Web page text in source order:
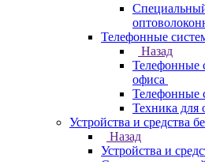
Телефонные
Назад
Телефонные
офиса
Телефонные
Техника для
Устройства и средства
Назад
Устройства и